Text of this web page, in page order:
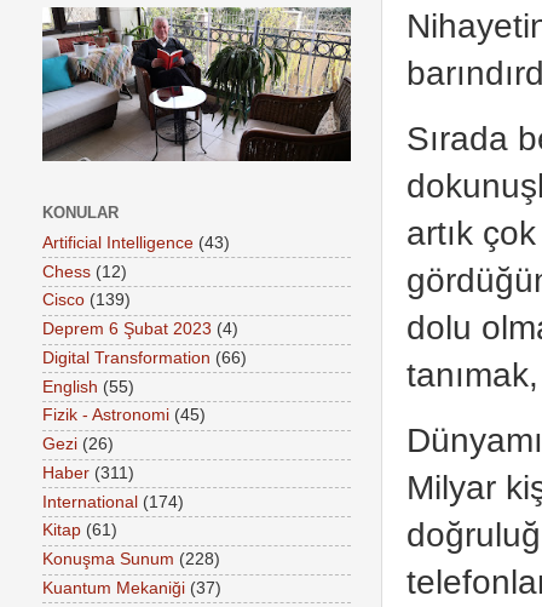
Sırada
artık
dolu
Milyar
KONULAR
Artificial Intelligence (43)
Chess (12)
Cisco (139)
Deprem 6 Şubat 2023 (4)
Digital Transformation (66)
English (55)
Fizik - Astronomi (45)
Gezi (26)
Haber (311)
International (174)
Kitap (61)
Konuşma Sunum (228)
Kuantum Mekaniği (37)